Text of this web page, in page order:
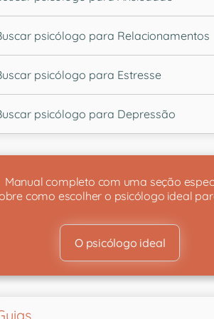
psicólogo para Relacionamentos
psicólogo para Estresse
psicólogo para Depressão
Manual completo com uma seção
como escolher o psicólogo ideal
O psicólogo ideal